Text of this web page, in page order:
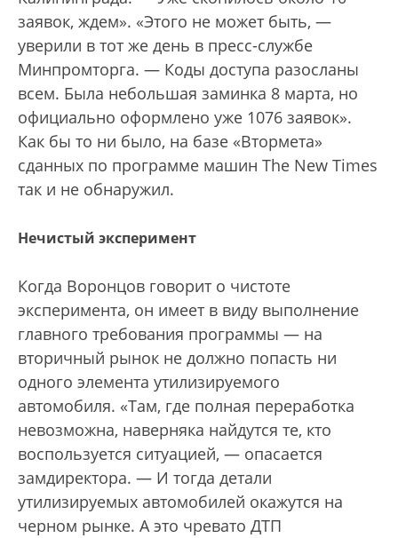
заявок, ждем». «Этого не может быть, —
уверили в тот же день в пресс-службе
Минпромторга. — Коды доступа разосланы
всем. Была небольшая заминка 8 марта, но
официально оформлено уже 1076 заявок».
Как бы то ни было, на базе «Втормета»
сданных по программе машин The New Times
так и не обнаружил.
Нечистый эксперимент
Когда Воронцов говорит о чистоте
эксперимента, он имеет в виду выполнение
главного требования программы — на
вторичный рынок не должно попасть ни
одного элемента утилизируемого
автомобиля. «Там, где полная переработка
невозможна, наверняка найдутся те, кто
воспользуется ситуацией, — опасается
замдиректора. — И тогда детали
утилизируемых автомобилей окажутся на
черном рынке. А это чревато ДТП